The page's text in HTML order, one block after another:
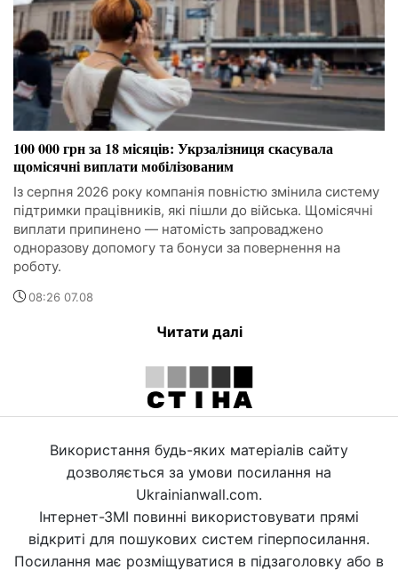
100 000 грн за 18 місяців: Укрзалізниця скасувала
щомісячні виплати мобілізованим
Із серпня 2026 року компанія повністю змінила систему
підтримки працівників, які пішли до війська. Щомісячні
виплати припинено — натомість запроваджено
одноразову допомогу та бонуси за повернення на
роботу.
08:26 07.08
Читати далі
Використання будь-яких матеріалів сайту
дозволяється за умови посилання на
Ukrainianwall.com.
Інтернет-ЗМІ повинні використовувати прямі
відкриті для пошукових систем гіперпосилання.
Посилання має розміщуватися в підзаголовку або в